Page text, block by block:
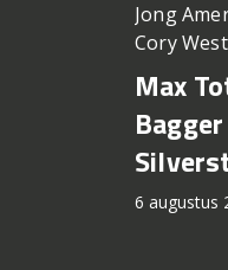
Jong
Cory West
Max
6 augustus